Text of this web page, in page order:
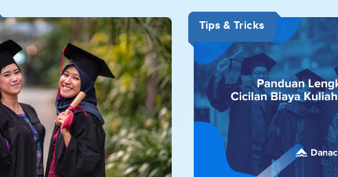
Tips & Tricks